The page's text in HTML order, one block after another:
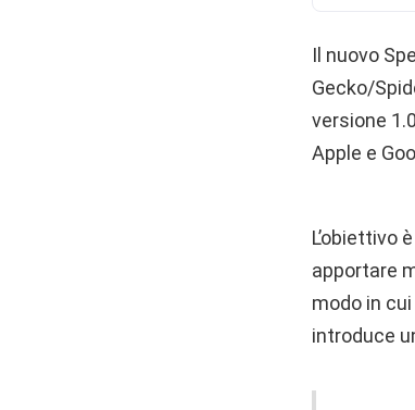
Il nuovo
Gecko/
versione
Apple e
L’obiettivo
apportare
modo in
introduce